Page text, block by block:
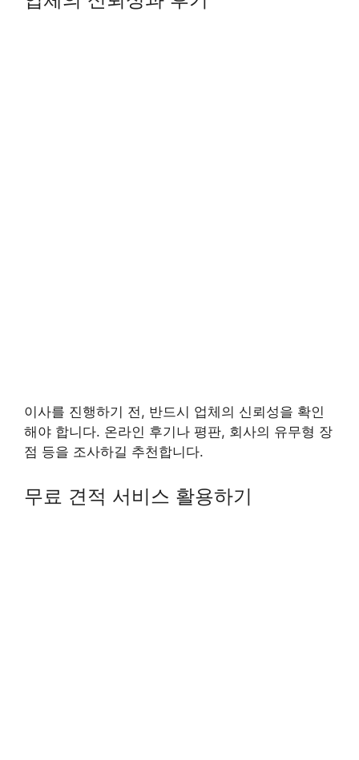
이사를 진행하기 전, 반드시 업체의 신뢰성을 확인
해야 합니다. 온라인 후기나 평판, 회사의 유무형 장
점 등을 조사하길 추천합니다.
무료 견적 서비스 활용하기